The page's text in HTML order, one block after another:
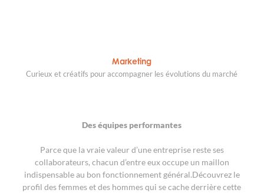
Marketing
Curieux et créatifs pour accompagner les évolutions du marché
Des équipes performantes
Parce que la vraie valeur d’une entreprise reste ses
collaborateurs, chacun d’entre eux occupe un maillon
indispensable au bon fonctionnement général.Découvrez le
profil des femmes et des hommes qui se cache derrière cette